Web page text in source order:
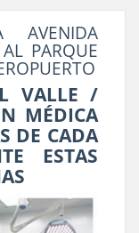
AVENIDA
PARQUE
VALLE /
MÉDICA
DE CADA
ESTAS